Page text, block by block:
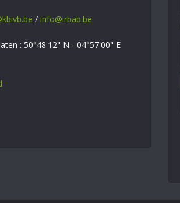
/ info@irbab.be
: 50°48'12" N - 04°57'00" E